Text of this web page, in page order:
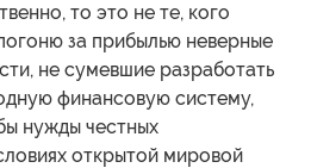
то это не те, кого
за прибылью неверные
не сумевшие разработать
финансовую систему,
нужды честных
открытой мировой